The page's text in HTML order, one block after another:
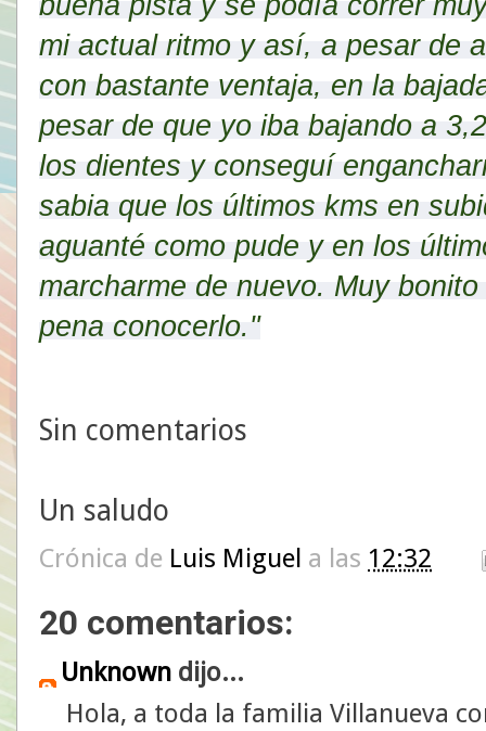
mi actual ritmo y así, a pesar de
con bastante ventaja, en la
pesar de que yo iba bajando a
los dientes y conseguí
sabia que los últimos kms en
aguanté como pude y en los
marcharme de nuevo. Muy
pena conocerlo."
Sin comentarios
Un saludo
Crónica de Luis Miguel a las 12:32
20 comentarios:
Unknown dijo...
Hola, a toda la familia Villanueva